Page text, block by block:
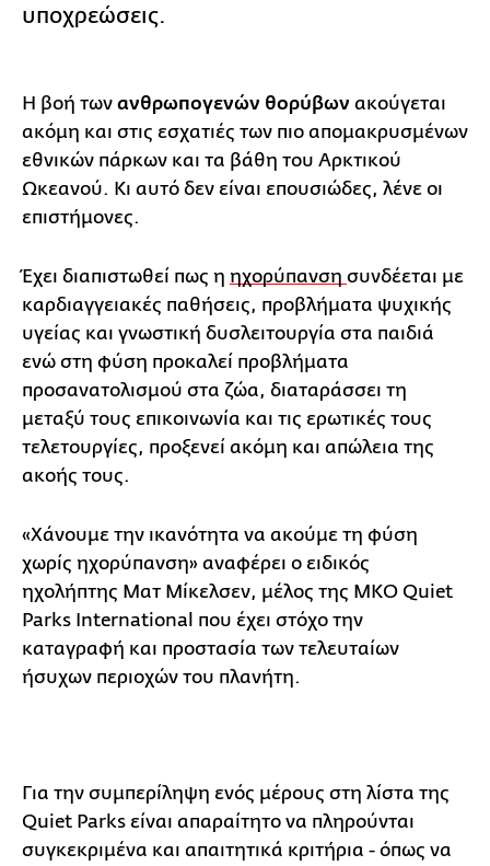
υποχρεώσεις.
Η βοή των ανθρωπογενών θορύβων ακούγεται
ακόμη και στις εσχατιές των πιο απομακρυσμένων
εθνικών πάρκων και τα βάθη του Αρκτικού
Ωκεανού. Κι αυτό δεν είναι επουσιώδες, λένε οι
επιστήμονες.
Έχει διαπιστωθεί πως η ηχορύπανση συνδέεται με
καρδιαγγειακές παθήσεις, προβλήματα ψυχικής
υγείας και γνωστική δυσλειτουργία στα παιδιά
ενώ στη φύση προκαλεί προβλήματα
προσανατολισμού στα ζώα, διαταράσσει τη
μεταξύ τους επικοινωνία και τις ερωτικές τους
τελετουργίες, προξενεί ακόμη και απώλεια της
ακοής τους.
«Χάνουμε την ικανότητα να ακούμε τη φύση
χωρίς ηχορύπανση» αναφέρει ο ειδικός
ηχολήπτης Ματ Μίκελσεν, μέλος της ΜΚΟ Quiet
Parks International που έχει στόχο την
καταγραφή και προστασία των τελευταίων
ήσυχων περιοχών του πλανήτη.
Για την συμπερίληψη ενός μέρους στη λίστα της
Quiet Parks είναι απαραίτητο να πληρούνται
συγκεκριμένα και απαιτητικά κριτήρια - όπως να